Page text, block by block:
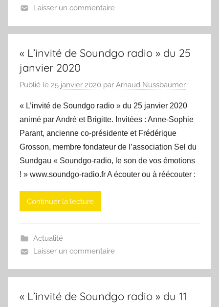
Laisser un commentaire
« L’invité de Soundgo radio » du 25
janvier 2020
Publié le 25 janvier 2020 par Arnaud Nussbaumer
« L’invité de Soundgo radio » du 25 janvier 2020
animé par André et Brigitte. Invitées : Anne-Sophie
Parant, ancienne co-présidente et Frédérique
Grosson, membre fondateur de l’association Sel du
Sundgau « Soundgo-radio, le son de vos émotions
! » www.soundgo-radio.fr A écouter ou à réécouter :
Continuer la lecture
Actualité
Laisser un commentaire
« L’invité de Soundgo radio » du 11